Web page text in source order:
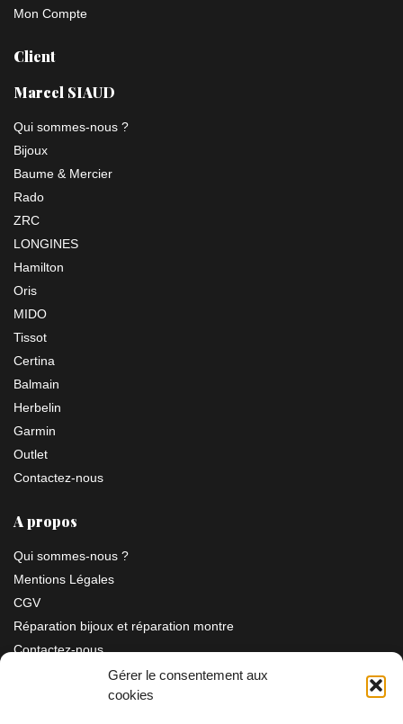
Gérer le consentement aux
cookies
Mon Compte
Client
Marcel SIAUD
Qui sommes-nous ?
Bijoux
Baume & Mercier
Rado
ZRC
LONGINES
Hamilton
Oris
MIDO
Tissot
Certina
Balmain
Herbelin
Garmin
Outlet
Contactez-nous
A propos
Qui sommes-nous ?
Mentions Légales
CGV
Réparation bijoux et réparation montre
Contactez-nous